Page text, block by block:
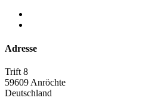
Adresse
Trift 8
59609 Anröchte
Deutschland